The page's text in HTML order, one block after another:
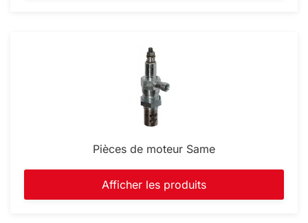
Pièces de moteur Same
Afficher les produits